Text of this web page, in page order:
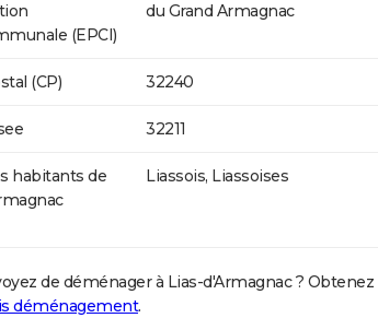
(EPCI)
du Grand Armagnac
(CP) 32240
32211
habitants de
Liassois, Liassoises
de déménager à Lias-d'Armagnac ? Obtenez
déménagement.